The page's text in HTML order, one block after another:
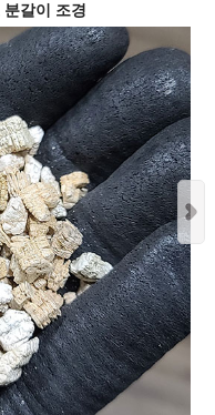
갈이 조경